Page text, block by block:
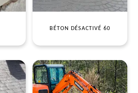
BÉTON DÉSACTIVÉ 60